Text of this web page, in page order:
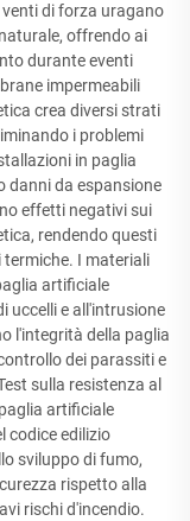
di forza uragano
offrendo ai
durante eventi
impermeabili
crea diversi strati
i problemi
in paglia
danni da espansione
effetti negativi sui
rendendo questi
termiche. I materiali
artificiale
uccelli e all'intrusione
l'integrità della paglia
dei parassiti e
sulla resistenza al
artificiale
codice edilizio
sviluppo di fumo,
rispetto alla
rischi d'incendio.